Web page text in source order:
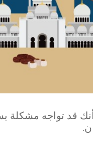
قد تواجه مشكلة